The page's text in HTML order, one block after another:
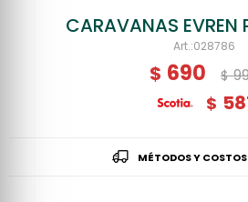
CARAVANAS EVREN
028786
$ 690 $
$
MÉTODOS Y